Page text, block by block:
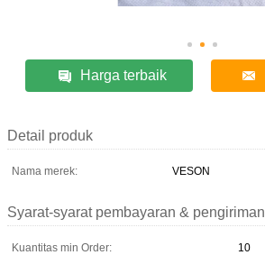
Harga terbaik
Detail produk
Nama merek: VESON
Syarat-syarat pembayaran & pengiriman
Kuantitas min Order:
10